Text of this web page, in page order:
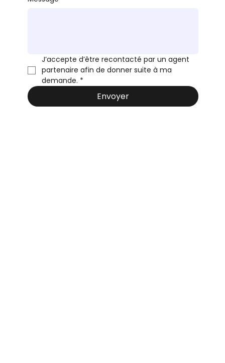
J’accepte d’être recontacté par un agent
partenaire afin de donner suite à ma
demande. *
Envoyer